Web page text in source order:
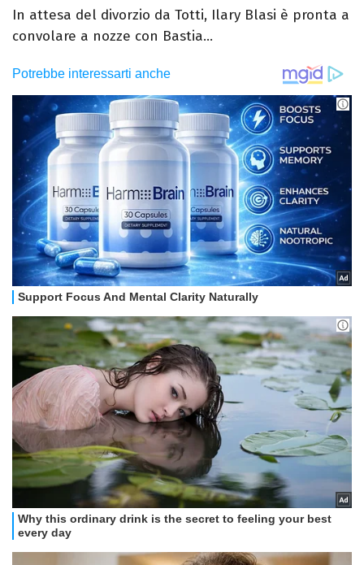
In attesa del divorzio da Totti, Ilary Blasi è pronta a
convolare a nozze con Bastia...